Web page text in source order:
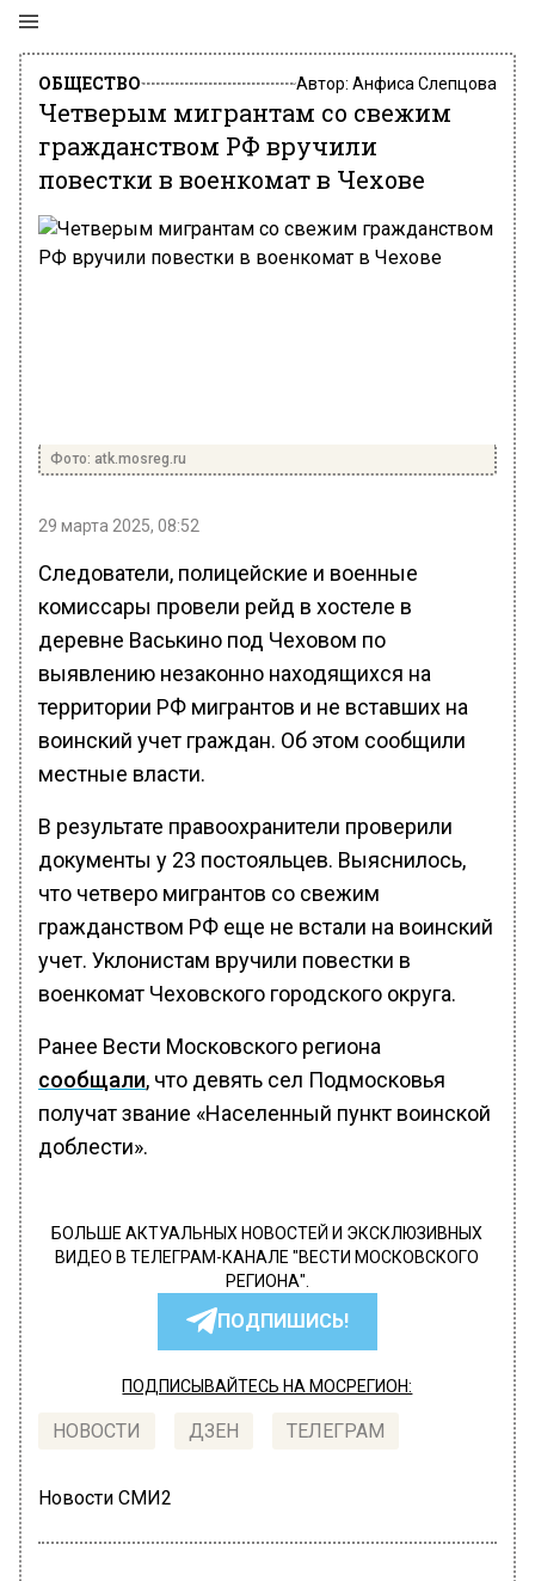
ОБЩЕСТВО Автор: Анфиса Слепцова
Четверым мигрантам со свежим
гражданством РФ вручили
повестки в военкомат в Чехове
Фото: atk.mosreg.ru
29 марта 2025, 08:52
Следователи, полицейские и военные
комиссары провели рейд в хостеле в
деревне Васькино под Чеховом по
выявлению незаконно находящихся на
территории РФ мигрантов и не вставших на
воинский учет граждан. Об этом сообщили
местные власти.
В результате правоохранители проверили
документы у 23 постояльцев. Выяснилось,
что четверо мигрантов со свежим
гражданством РФ еще не встали на воинский
учет. Уклонистам вручили повестки в
военкомат Чеховского городского округа.
Ранее Вести Московского региона
сообщали, что девять сел Подмосковья
получат звание «Населенный пункт воинской
доблести».
БОЛЬШЕ АКТУАЛЬНЫХ НОВОСТЕЙ И ЭКСКЛЮЗИВНЫХ
ВИДЕО В ТЕЛЕГРАМ-КАНАЛЕ "ВЕСТИ МОСКОВСКОГО
РЕГИОНА".
ПОДПИШИСЬ!
ПОДПИСЫВАЙТЕСЬ НА МОСРЕГИОН:
НОВОСТИ ДЗЕН ТЕЛЕГРАМ
Новости СМИ2